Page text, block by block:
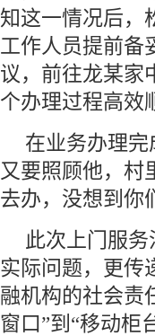
知这一情况后，
工作人员提前备
议，前往龙某家
个办理过程高效
在业务办理
又要照顾他，村
去办，没想到你
此次上门服
实际问题，更传
融机构的社会责
窗口”到“移动柜